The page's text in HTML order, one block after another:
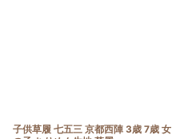
子供草履 七五三 京都西陣 3歳 7歳 女